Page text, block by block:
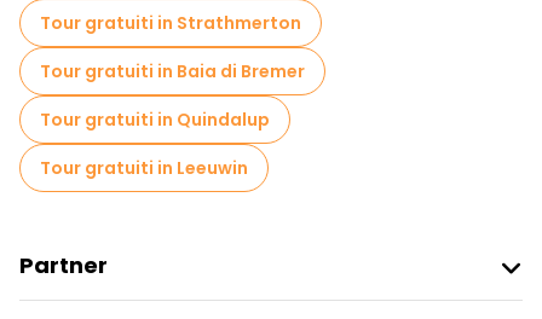
Tour gratuiti in Strathmerton
Tour gratuiti in Baia di Bremer
Tour gratuiti in Quindalup
Tour gratuiti in Leeuwin
Partner